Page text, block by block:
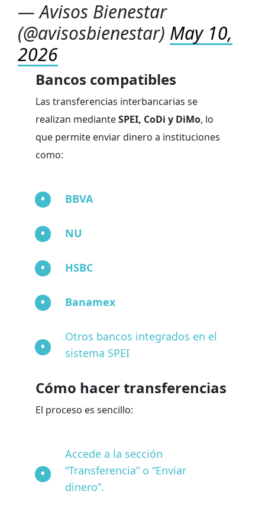
— Avisos Bienestar
(@avisosbienestar) May 10,
2026
Bancos compatibles
Las transferencias interbancarias se
realizan medianteSPEI, CoDi y DiMo, lo
que permite enviar dinero a instituciones
como:
BBVA
NU
HSBC
Banamex
Otros bancos integrados en el
sistema SPEI
Cómo hacer transferencias
El proceso es sencillo:
Accede a la sección
“Transferencia” o “Enviar
dinero”.